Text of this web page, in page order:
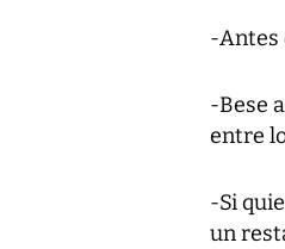
-Antes
-Bese
entre
-Si
un